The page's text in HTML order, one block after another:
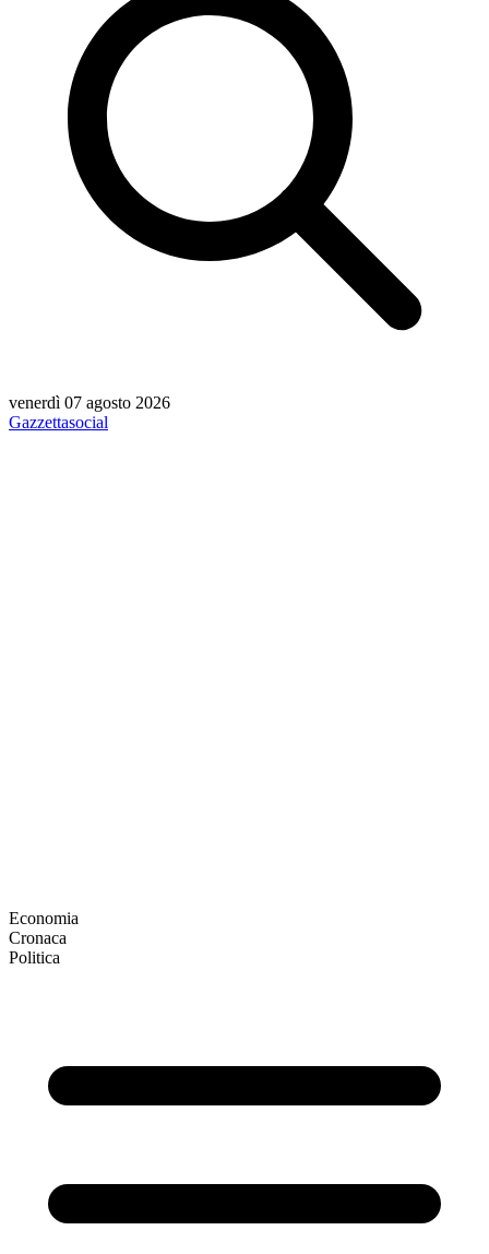
venerdì 07 agosto 2026
Gazzettasocial
Economia
Cronaca
Politica